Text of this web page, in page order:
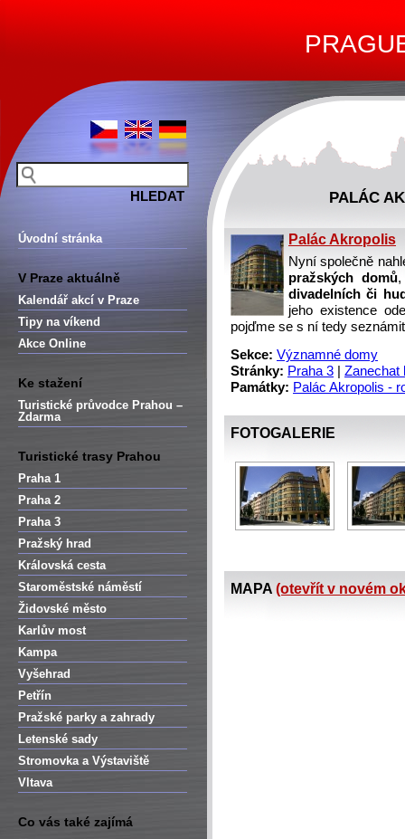
Úvodní stránka
V Praze aktuálně
Kalendář akcí v Praze
Tipy na víkend
Akce Online
Ke stažení
Turistické průvodce Prahou –
Zdarma
Turistické trasy Prahou
Praha 1
Praha 2
Praha 3
Pražský hrad
Královská cesta
Staroměstské náměstí
Židovské město
Karlův most
Kampa
Vyšehrad
Petřín
Pražské parky a zahrady
Letenské sady
Stromovka a Výstaviště
Vltava
Co vás také zajímá
PALÁC
Palác Akropolis
Nyní společně
pražských domů,
divadelních či
jeho existence
pojďme se s ní tedy
Sekce: Významné domy
Stránky: Praha 3
Zanechat
Památky: Palác Akropolis -
FOTOGALERIE
MAPA (otevřít v novém